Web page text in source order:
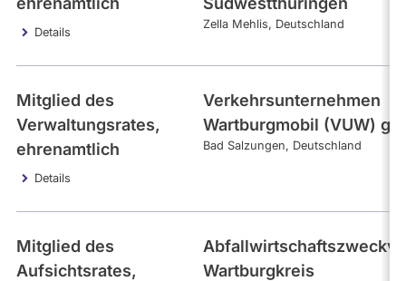
Details
Zella Mehlis Deutschland
Mitglied des
Verwaltungsrates,
ehrenamtlich
Details
Verkehrsunternehmen
Wartburgmobil (VUW)
Bad Salzungen Deutschland
Mitglied des
Aufsichtsrates,
Wartburgkreis